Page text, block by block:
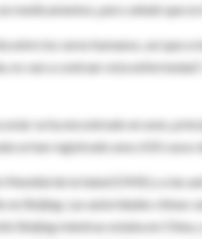
medicamentos, pero señaló que no
entre los seres humanos, así que a
no van a contraer esta
se ha encontrado en aves,
se han registrado unos 650 casos
de la Salud (OMS) y a las
Beijing. Las autoridades chinas
Beijing mientras estaba en China,